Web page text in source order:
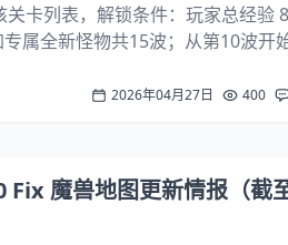
卡列表，解锁条件：玩家总经验
属全新怪物共15波；从第10波开
2026年04月27日 400
Fix 魔兽地图更新情报（截